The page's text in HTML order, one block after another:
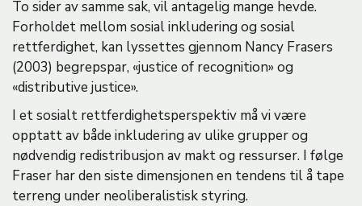
To sider av samme sak, vil antagelig mange hevde.
Forholdet mellom sosial inkludering og sosial
rettferdighet, kan lyssettes gjennom Nancy Frasers
(2003) begrepspar, «justice of recognition» og
«distributive justice».
I et sosialt rettferdighetsperspektiv må vi være
opptatt av både inkludering av ulike grupper og
nødvendig redistribusjon av makt og ressurser. I følge
Fraser har den siste dimensjonen en tendens til å tape
terreng under neoliberalistisk styring.